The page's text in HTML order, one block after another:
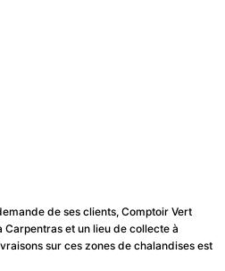
de ses clients, Comptoir Vert
et un lieu de collecte à
sur ces zones de chalandises est